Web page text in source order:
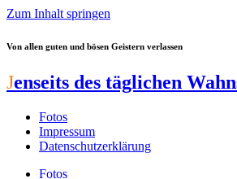
Zum Inhalt springen
Von allen guten und bösen Geistern verlassen
Jenseits des täglichen
Fotos
Impressum
Datenschutzerklärung
Fotos